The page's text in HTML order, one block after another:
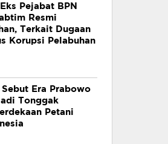
Pejabat BPN
Resmi
Terkait Dugaan
Korupsi Pelabuhan
Sebut Era Prabowo
Tonggak
Petani